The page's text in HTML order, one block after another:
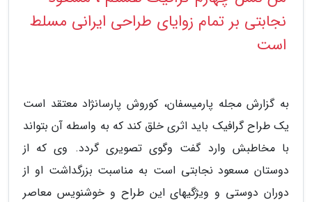
نجابتی بر تمام زوایای طراحی ایرانی مسلط
است
به گزارش مجله پارمیسفان، کوروش پارسانژاد معتقد است
یک طراح گرافیک باید اثری خلق کند که به واسطه آن بتواند
با مخاطبش وارد گفت وگوی تصویری گردد. وی که از
دوستان مسعود نجابتی است به مناسبت بزرگداشت او از
دوران دوستی و ویژگیهای این طراح و خوشنویس معاصر